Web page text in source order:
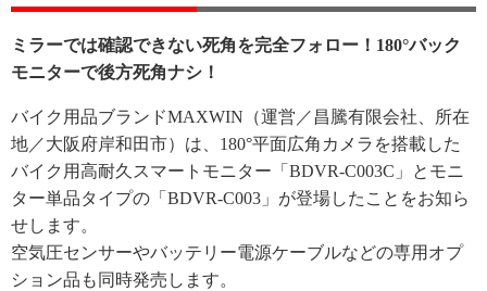
ミラーでは確認できない死角を完全フォロー！180°バック
モニターで後方死角ナシ！
バイク用品ブランドMAXWIN（運営／昌騰有限会社、所在
地／大阪府岸和田市）は、180°平面広角カメラを搭載した
バイク用高耐久スマートモニター「BDVR-C003C」とモニ
ター単品タイプの「BDVR-C003」が登場したことをお知ら
せします。
空気圧センサーやバッテリー電源ケーブルなどの専用オプ
ション品も同時発売します。